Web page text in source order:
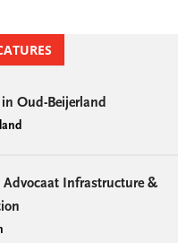
Oud-Beijerland
Advocaat Infrastructure &